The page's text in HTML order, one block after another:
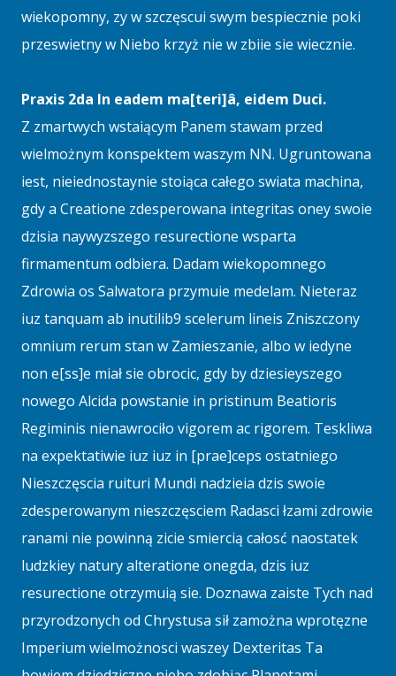
wiekopomny, zy w szczęscui swym bespiecznie poki
przeswietny w Niebo krzyż nie w zbiie sie wiecznie.
Praxis 2da In eadem ma[teri]â, eidem Duci.
Z zmartwych wstaiącym Panem stawam przed
wielmożnym konspektem waszym NN. Ugruntowana
iest, nieiednostaynie stoiąca całego swiata machina,
gdy a Creatione zdesperowana integritas oney swoie
dzisia naywyzszego resurectione wsparta
firmamentum odbiera. Dadam wiekopomnego
Zdrowia os Salwatora przymuie medelam. Nieteraz
iuz tanquam ab inutilib9 scelerum lineis Zniszczony
omnium rerum stan w Zamieszanie, albo w iedyne
non e[ss]e miał sie obrocic, gdy by dziesieyszego
nowego Alcida powstanie in pristinum Beatioris
Regiminis nienawrociło vigorem ac rigorem. Teskliwa
na expektatiwie iuz iuz in [prae]ceps ostatniego
Nieszczęscia ruituri Mundi nadzieia dzis swoie
zdesperowanym nieszczęsciem Radasci łzami zdrowie
ranami nie powinną zicie smiercią całosć naostatek
ludzkiey natury alteratione onegda, dzis iuz
resurectione otrzymuią sie. Doznawa zaiste Tych nad
przyrodzonych od Chrystusa sił zamożna wprotęzne
Imperium wielmożnosci waszey Dexteritas Ta